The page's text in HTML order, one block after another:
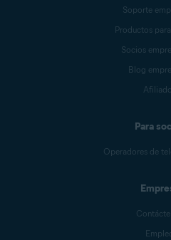
Soporte
Productos
Socios
Blog
Para
Operadores de